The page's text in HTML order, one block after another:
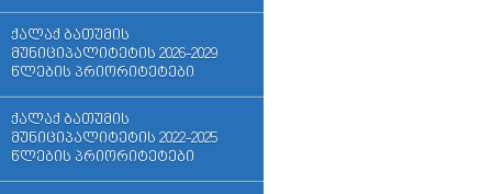
ქალაქ ბათუმის
მუნიციპალიტეტის 2026-2029
წლების პრიორიტეტები
ქალაქ ბათუმის
მუნიციპალიტეტის 2022-2025
წლების პრიორიტეტები